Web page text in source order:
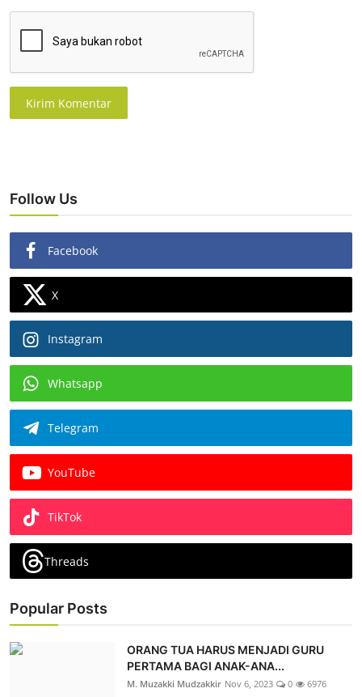
Kirim Komentar
Follow Us
Facebook
X
Instagram
Whatsapp
Telegram
YouTube
TikTok
Threads
Popular Posts
ORANG TUA HARUS MENJADI GURU
PERTAMA BAGI ANAK-ANA...
M. Muzakki Mudzakkir Nov 6, 2023 0 6976